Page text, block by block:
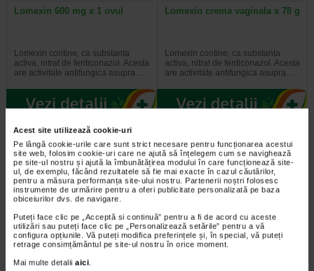
Acest site utilizează cookie-uri
Pe lângă cookie-urile care sunt strict necesare pentru funcționarea acestui
site web, folosim cookie-uri care ne ajută să înțelegem cum se navighează
pe site-ul nostru și ajută la îmbunătățirea modului în care funcționează site-
ul, de exemplu, făcând rezultatele să fie mai exacte în cazul căutărilor,
pentru a măsura performanța site-ului nostru. Partenerii noștri folosesc
instrumente de urmărire pentru a oferi publicitate personalizată pe baza
obiceiurilor dvs. de navigare.
Puteți face clic pe „Acceptă si continuă” pentru a fi de acord cu aceste
utilizări sau puteți face clic pe „Personalizează setările” pentru a vă
configura opțiunile. Vă puteți modifica preferințele și, în special, vă puteți
retrage consimțământul pe site-ul nostru în orice moment.
Mai multe detalii aici.
Lomexin 600 mg x 1 ovul
Lomexin contine, ca substanta
activa, nitrat de fenticonazol. Acesta
are activitate antifungica asupra…
Lomexin crema vaginala x 78 g
Lomexin contine, ca substanta
activa, nitrat de fenticonazol. Acesta
are activitate antifungica asupra…
Macmiror complex 500 mg X12
Maleat de ergometrina 0,2